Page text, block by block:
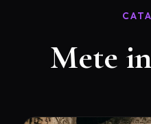
Mete